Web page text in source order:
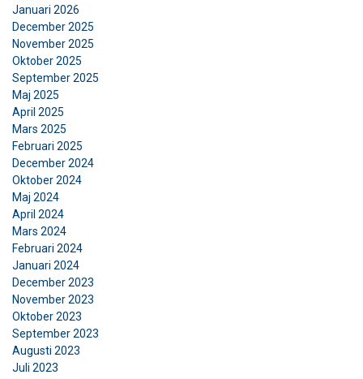
Januari 2026
December 2025
November 2025
Oktober 2025
September 2025
Maj 2025
April 2025
Mars 2025
Februari 2025
December 2024
Oktober 2024
Maj 2024
April 2024
Mars 2024
Februari 2024
Januari 2024
December 2023
November 2023
Oktober 2023
September 2023
Augusti 2023
Juli 2023